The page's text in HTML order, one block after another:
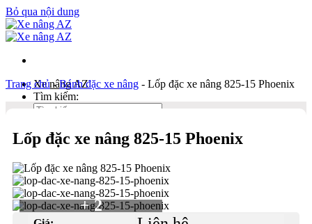
Bỏ qua nội dung
Xe nâng AZ
Tìm kiếm:
Duy Hòa
Kinh Doanh
0934 166 552
Bản đồ
Trang chủ-Bánh đặc xe nâng - Lốp đặc xe nâng 825-15 Phoenix
Lốp đặc xe nâng 825-15 Phoenix
+ 2